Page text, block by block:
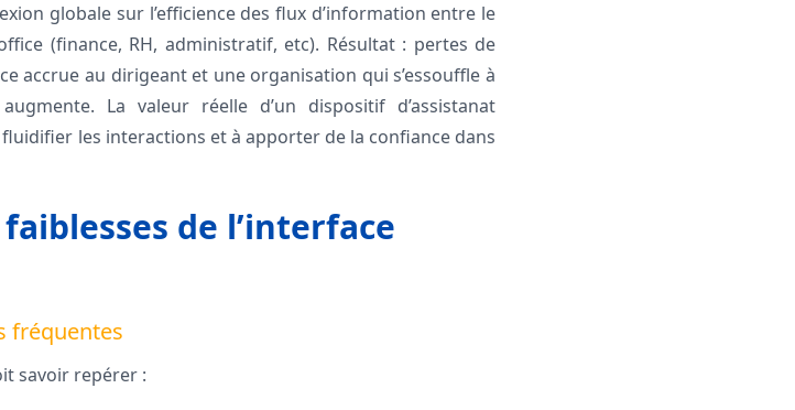
globale sur l’efficience des flux d’information entre le
(finance, RH, administratif, etc). Résultat : pertes de
accrue au dirigeant et une organisation qui s’essouffle à
La valeur réelle d’un dispositif d’assistanat
les interactions et à apporter de la confiance dans
de l’interface
fréquentes
savoir repérer :